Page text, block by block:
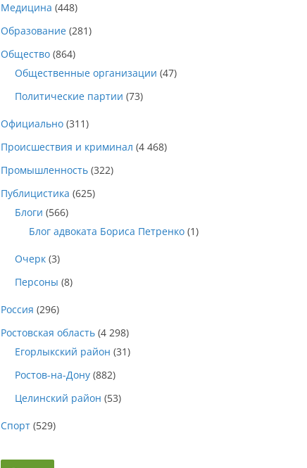
Медицина (448)
Образование (281)
Общество (864)
Общественные организации (47)
Политические партии (73)
Официально (311)
Происшествия и криминал (4 468)
Промышленность (322)
Публицистика (625)
Блоги (566)
Блог адвоката Бориса Петренко (1)
Очерк (3)
Персоны (8)
Россия (296)
Ростовская область (4 298)
Егорлыкский район (31)
Ростов-на-Дону (882)
Целинский район (53)
Спорт (529)